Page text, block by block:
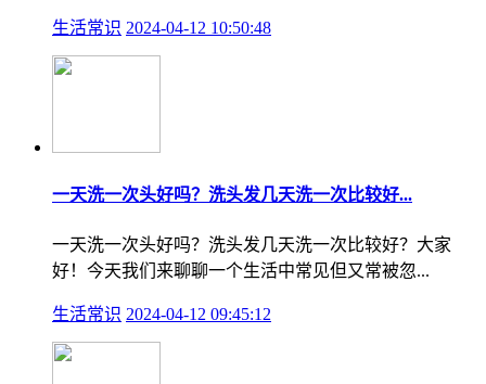
生活常识 2024-04-12 10:50:48
一天洗一次头好吗？洗头发几天洗一次比较好...
一天洗一次头好吗？洗头发几天洗一次比较好？大家
好！今天我们来聊聊一个生活中常见但又常被忽...
生活常识 2024-04-12 09:45:12